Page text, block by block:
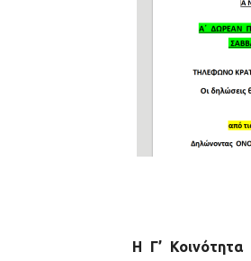
Η Γ’ Κοινότητα